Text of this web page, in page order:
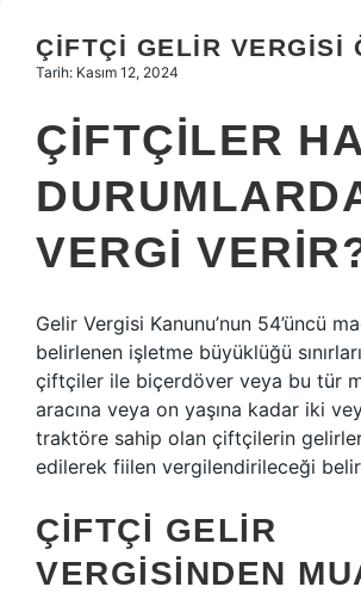
Hakkımızda
ÇIFTÇI GELIR VERGISI
Tarih: Kasım 12, 2024
ÇIFTÇILER
VERGI
Gelir Vergisi Kanunu’nun 54’üncü
belirlenen işletme büyüklüğü
çiftçiler ile biçerdöver veya bu tür
aracına veya on yaşına kadar iki
traktöre sahip olan çiftçilerin
edilerek fiilen vergilendirileceği
ÇIFTÇI GELIR
VERGISINDEN